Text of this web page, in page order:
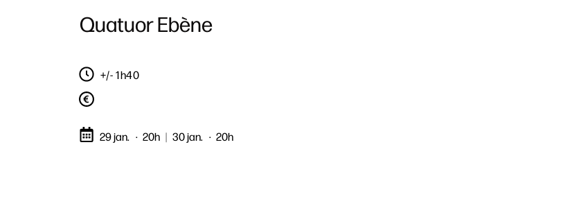
Quatuor Ebène
+/- 1h40
29 jan. 20h | 30 jan. 20h